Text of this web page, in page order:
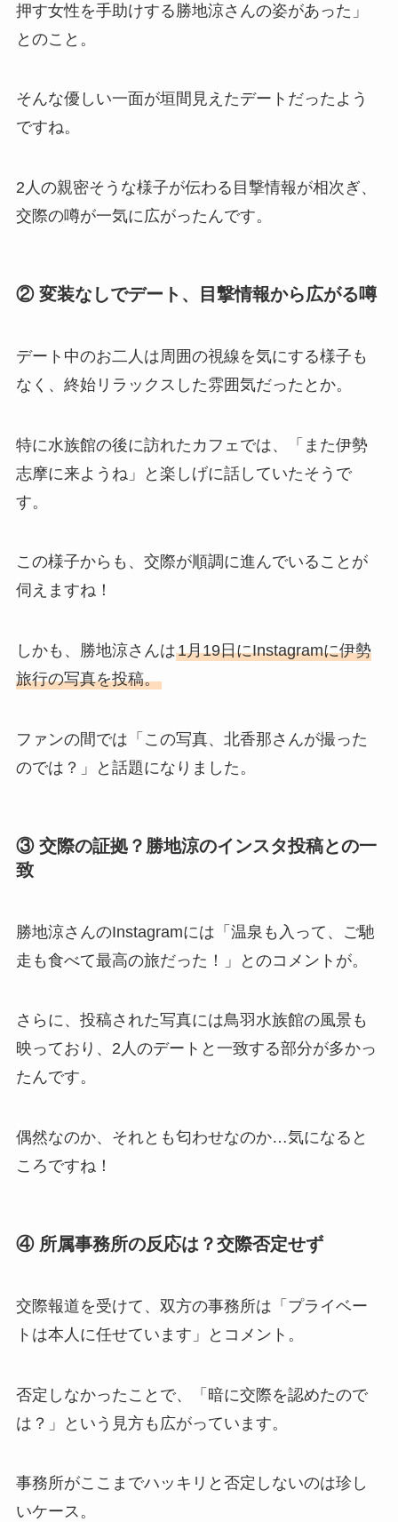
押す女性を手助けする勝地涼さんの姿があった」
とのこと。
そんな優しい一面が垣間見えたデートだったよう
ですね。
2人の親密そうな様子が伝わる目撃情報が相次ぎ、
交際の噂が一気に広がったんです。
② 変装なしでデート、目撃情報から広がる噂
デート中のお二人は周囲の視線を気にする様子も
なく、終始リラックスした雰囲気だったとか。
特に水族館の後に訪れたカフェでは、「また伊勢
志摩に来ようね」と楽しげに話していたそうで
す。
この様子からも、交際が順調に進んでいることが
伺えますね！
しかも、勝地涼さんは1月19日にInstagramに伊勢
旅行の写真を投稿。
ファンの間では「この写真、北香那さんが撮った
のでは？」と話題になりました。
③ 交際の証拠？勝地涼のインスタ投稿との一
致
勝地涼さんのInstagramには「温泉も入って、ご馳
走も食べて最高の旅だった！」とのコメントが。
さらに、投稿された写真には鳥羽水族館の風景も
映っており、2人のデートと一致する部分が多かっ
たんです。
偶然なのか、それとも匂わせなのか…気になると
ころですね！
④ 所属事務所の反応は？交際否定せず
交際報道を受けて、双方の事務所は「プライベー
トは本人に任せています」とコメント。
否定しなかったことで、「暗に交際を認めたので
は？」という見方も広がっています。
事務所がここまでハッキリと否定しないのは珍し
いケース。